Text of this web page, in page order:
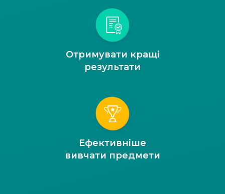
Отримувати кращі
результати
Ефективніше
вивчати предмети